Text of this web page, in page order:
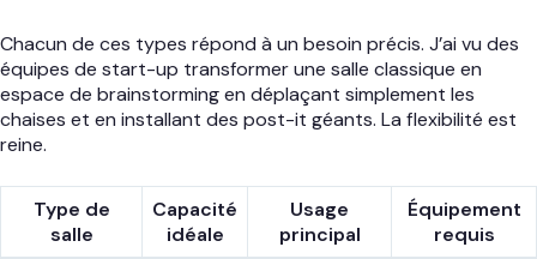
Chacun de ces types répond à un besoin précis. J’ai vu des
équipes de start-up transformer une salle classique en
espace de brainstorming en déplaçant simplement les
chaises et en installant des post-it géants. La flexibilité est
reine.
Type de
salle
Capacité
idéale
Usage
principal
Équipement
requis